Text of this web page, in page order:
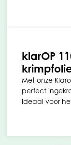
klarOP
Met onze
perfect
Ideaal voor